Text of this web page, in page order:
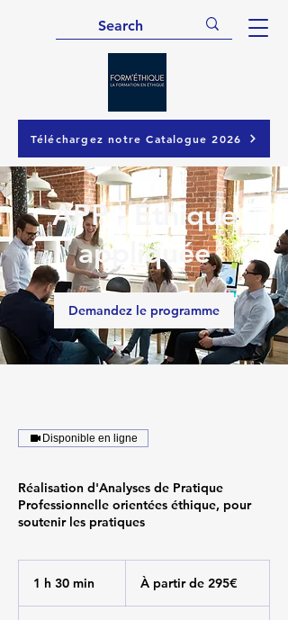
Téléchargez notre Catalogue 2026
APP - Éthique
appliquée
Demandez le programme
Disponible en ligne
Réalisation d'Analyses de Pratique
Professionnelle orientées éthique, pour
soutenir les pratiques
1 h 30 min
partirÀ partir de 295€